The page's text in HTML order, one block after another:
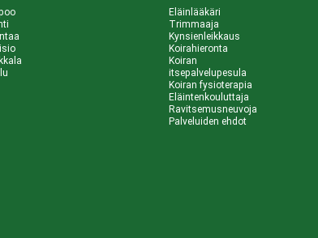
Eläinlääkäri
Trimmaaja
Kynsienleikkaus
Koirahieronta
Koiran
itsepalvelupesula
Koiran fysioterapia
Eläintenkouluttaja
Ravitsemusneuvoja
Palveluiden ehdot